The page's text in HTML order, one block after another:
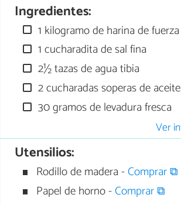
Ingredientes:
1 kilogramo de harina de
1 cucharadita de sal fina
2½ tazas de agua tibia
2 cucharadas soperas de
30 gramos de levadura fresca
Ver
Utensilios:
Rodillo de madera -Comprar ⧉
Papel de horno -Comprar ⧉